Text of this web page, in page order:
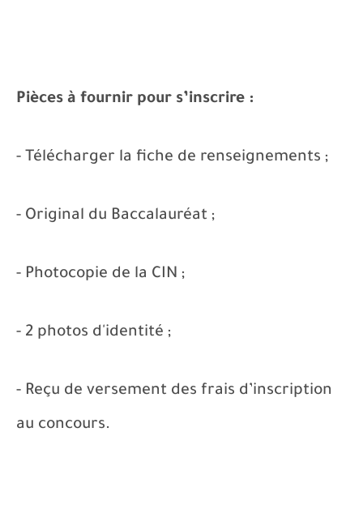
Pièces à fournir pour s’inscrire :
- Télécharger la fiche de renseignements ;
- Original du Baccalauréat ;
- Photocopie de la CIN ;
- 2 photos d'identité ;
- Reçu de versement des frais d’inscription
au concours.